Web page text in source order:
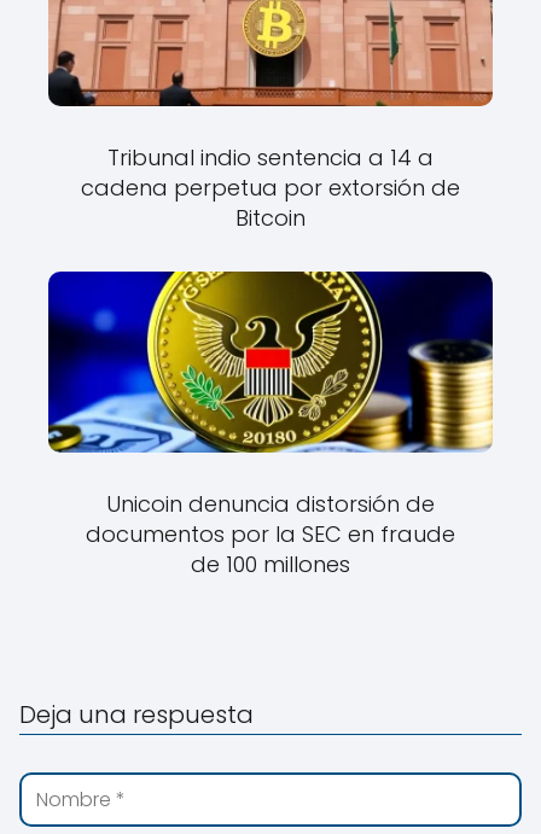
Tribunal indio sentencia a 14 a
cadena perpetua por extorsión de
Bitcoin
Unicoin denuncia distorsión de
documentos por la SEC en fraude
de 100 millones
Deja una respuesta